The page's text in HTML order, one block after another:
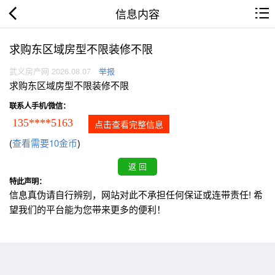
信息内容
求购东区域房型不限装修不限
武义房产网 2026.08.07 举报
求购东区域房型不限装修不限
联系人手机/微信：
135****5163 点击查看完整信息
(查看需要10金币)
特此声明：
信息真伪请自行辨别，网站对此不承担任何保证或连带责任! 希
望我们的平台能为您带来更多的便利！